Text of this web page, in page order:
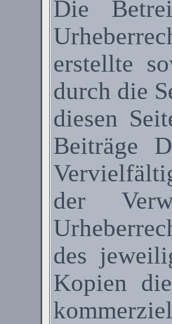
Die
erstellte
durch die
diesen
Beiträge
der
des
Kopien